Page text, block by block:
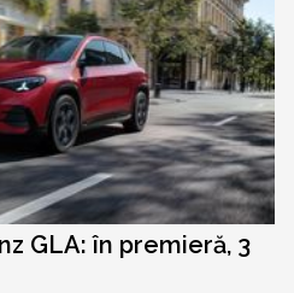
GLA: în premieră, 3